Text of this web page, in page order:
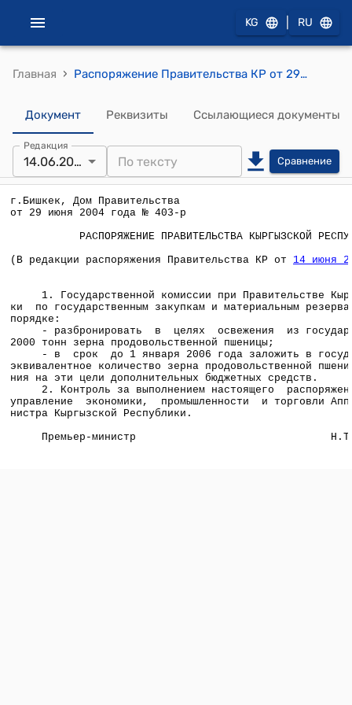
KG RU
Главная › Распоряжение Правительства КР от 29 июня 2004 года № 403-р
Документ Реквизиты Ссылающиеся документы
Редакция
14.06.2005 Сравнение